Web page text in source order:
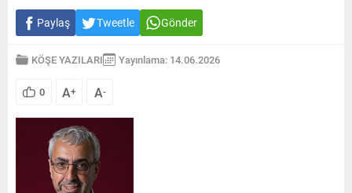
Paylaş Tweetle Gönder
KÖŞE YAZILARI Yayınlama: 14.06.2026
0 A+ A-